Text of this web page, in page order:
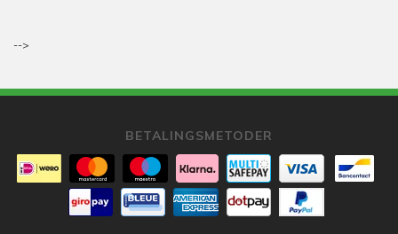
-->
BETALINGSMETODER